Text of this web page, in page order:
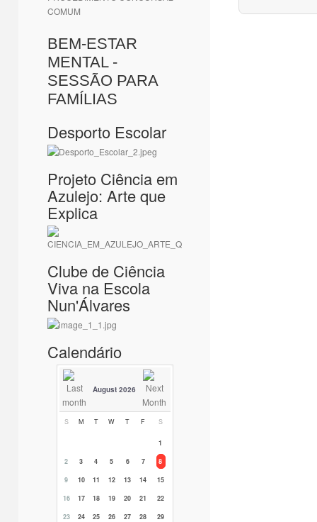
COMUM
BEM-ESTAR
MENTAL -
SESSÃO PARA
FAMÍLIAS
Desporto Escolar
Projeto Ciência em
Azulejo: Arte que
Explica
Clube de Ciência
Viva na Escola
Nun'Álvares
Calendário
August 2026
S M T W T F S
1
2
3 4 5 6 7
8
9
10 11 12 13 14
15
16
17 18 19 20 21
22
23
24 25 26 27 28
29